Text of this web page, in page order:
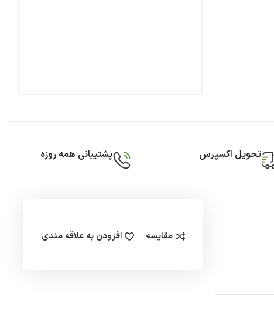
تحویل اکسپرس پشتیبانی همه روزه
مقایسه افزودن به علاقه مندی